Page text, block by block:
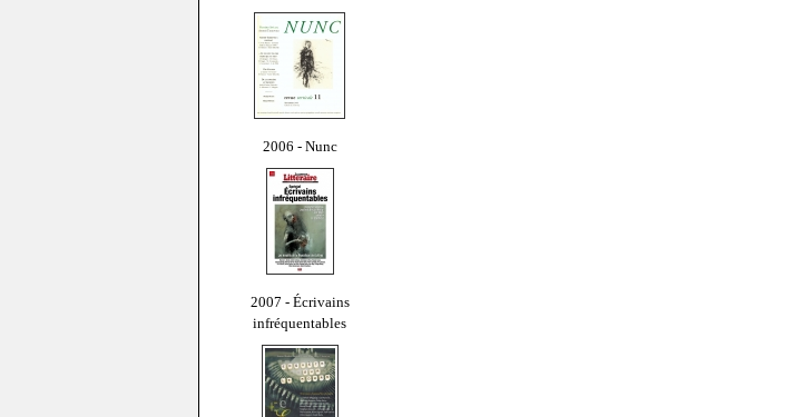
2006 - Nunc
2007 - Écrivains
infréquentables